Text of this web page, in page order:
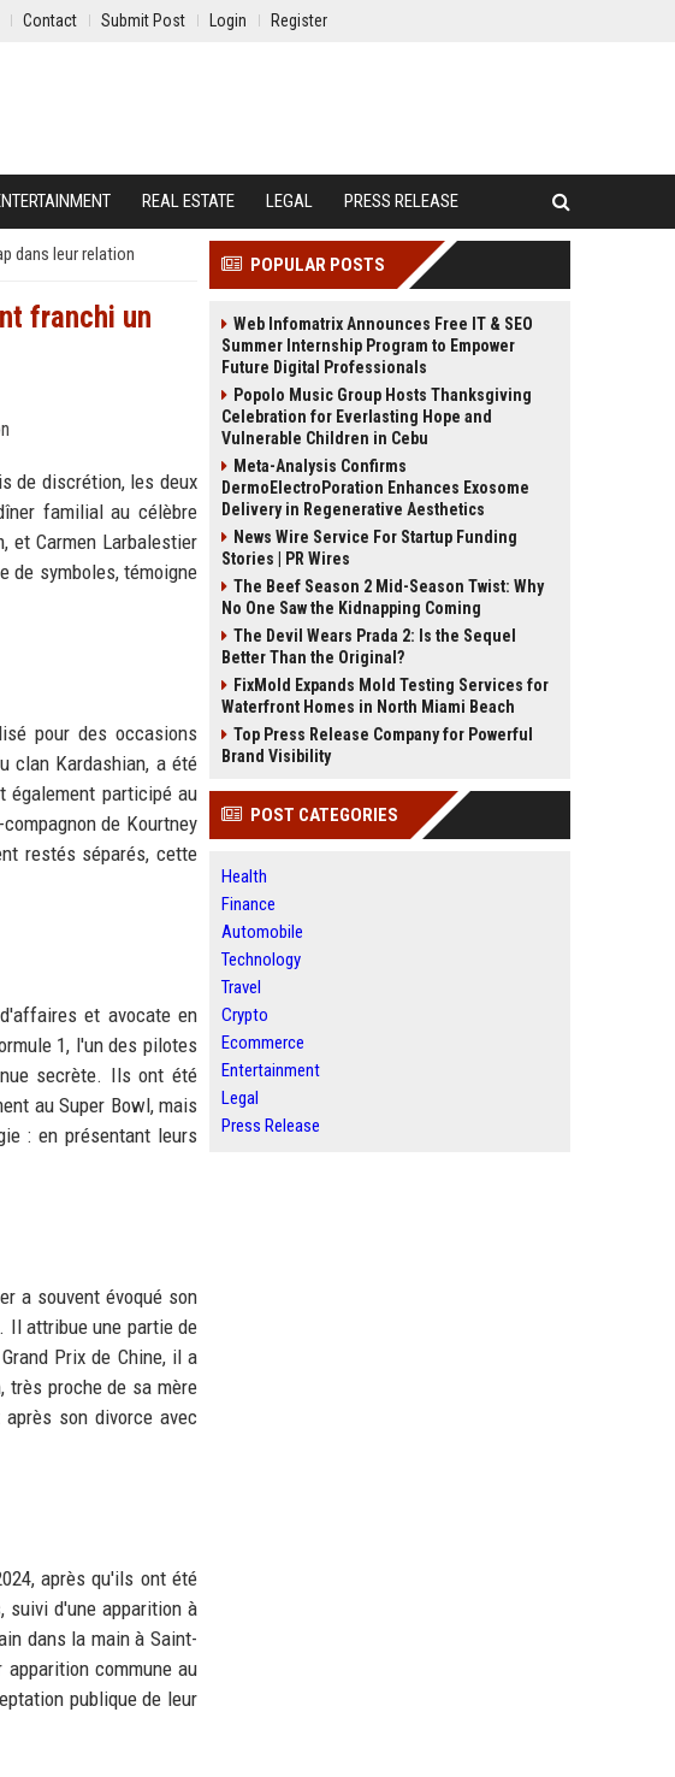
Contact Submit Post Login Register
REAL ESTATE LEGAL PRESS RELEASE
dans leur relation
franchi un
de discrétion, les deux
familial au célèbre
et Carmen Larbalestier
de symboles, témoigne
pour des occasions
clan Kardashian, a été
également participé au
de Kourtney
restés séparés, cette
et avocate en
1, l'un des pilotes
secrète. Ils ont été
au Super Bowl, mais
: en présentant leurs
a souvent évoqué son
Il attribue une partie de
Prix de Chine, il a
très proche de sa mère
son divorce avec
après qu'ils ont été
suivi d'une apparition à
dans la main à Saint-
commune au
publique de leur
POPULAR POSTS
Web Infomatrix Announces Free IT & SEO
Summer Internship Program to Empower
Future Digital Professionals
Popolo Music Group Hosts Thanksgiving
Celebration for Everlasting Hope and
Vulnerable Children in Cebu
Meta-Analysis Confirms
DermoElectroPoration Enhances Exosome
Delivery in Regenerative Aesthetics
News Wire Service For Startup Funding
Stories | PR Wires
The Beef Season 2 Mid-Season Twist: Why
No One Saw the Kidnapping Coming
The Devil Wears Prada 2: Is the Sequel
Better Than the Original?
FixMold Expands Mold Testing Services for
Waterfront Homes in North Miami Beach
Top Press Release Company for Powerful
Brand Visibility
POST CATEGORIES
Health
Finance
Automobile
Technology
Travel
Crypto
Ecommerce
Entertainment
Legal
Press Release